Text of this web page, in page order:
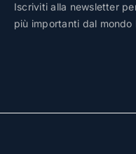
Iscriviti alla newsletter
più importanti dal mondo